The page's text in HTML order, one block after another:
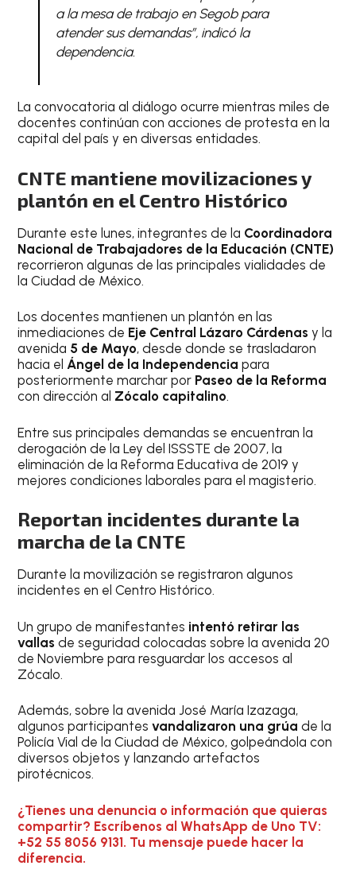
a la mesa de trabajo en Segob para
atender sus demandas”, indicó la
dependencia.
La convocatoria al diálogo ocurre mientras miles de
docentes continúan con acciones de protesta en la
capital del país y en diversas entidades.
CNTE mantiene movilizaciones y
plantón en el Centro Histórico
Durante este lunes, integrantes de la Coordinadora
Nacional de Trabajadores de la Educación (CNTE)
recorrieron algunas de las principales vialidades de
la Ciudad de México.
Los docentes mantienen un plantón en las
inmediaciones de Eje Central Lázaro Cárdenas y la
avenida 5 de Mayo, desde donde se trasladaron
hacia elÁngel de la Independencia para
posteriormente marchar por Paseo de la Reforma
con dirección al Zócalo capitalino.
Entre sus principales demandas se encuentran la
derogación de la Ley del ISSSTE de 2007, la
eliminación de la Reforma Educativa de 2019 y
mejores condiciones laborales para el magisterio.
Reportan incidentes durante la
marcha de la CNTE
Durante la movilización se registraron algunos
incidentes en el Centro Histórico.
Un grupo de manifestantes intentó retirar las
vallas de seguridad colocadas sobre la avenida 20
de Noviembre para resguardar los accesos al
Zócalo.
Además, sobre la avenida José María Izazaga,
algunos participantesvandalizaron una grúade la
Policía Vial de la Ciudad de México, golpeándola con
diversos objetos y lanzando artefactos
pirotécnicos.
¿Tienes una denuncia o información que quieras
compartir? Escríbenos al WhatsApp de Uno TV:
+52 55 8056 9131. Tu mensaje puede hacer la
diferencia.